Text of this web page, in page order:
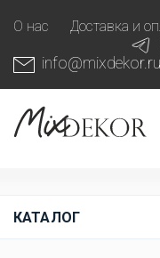
О нас Доставка и
info@mixdekor.ru
КАТАЛОГ